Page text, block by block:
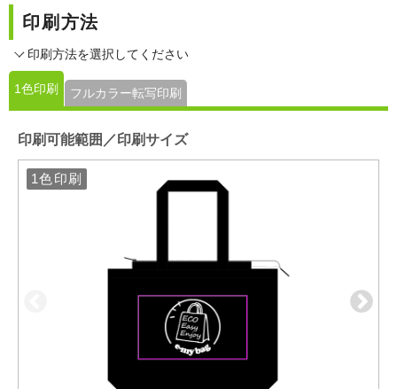
る事がありますので、お取り扱いにはご注意ください。
印刷方法
印刷方法を選択してください
1色印刷 フルカラー転写印刷
印刷可能範囲／印刷サイズ
1色印刷
1色印刷